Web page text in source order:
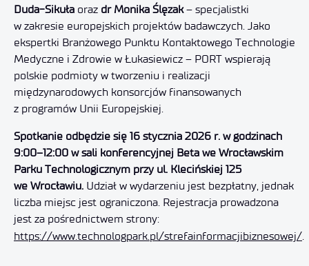
Duda-Sikuła oraz dr Monika Ślęzak– specjalistki
w zakresie europejskich projektów badawczych. Jako
ekspertki Branżowego Punktu Kontaktowego Technologie
Medyczne i Zdrowie w Łukasiewicz – PORT wspierają
polskie podmioty w tworzeniu i realizacji
międzynarodowych konsorcjów finansowanych
z programów Unii Europejskiej.
Spotkanie odbędzie się 16 stycznia 2026 r. w godzinach
9:00–12:00 w sali konferencyjnej Beta we Wrocławskim
Parku Technologicznym przy ul. Klecińskiej 125
we Wrocławiu. Udział w wydarzeniu jest bezpłatny, jednak
liczba miejsc jest ograniczona. Rejestracja prowadzona
jest za pośrednictwem strony:
https://www.technologpark.pl/strefainformacjibiznesowej/